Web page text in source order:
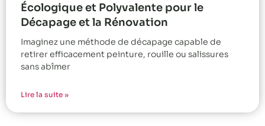
Écologique et Polyvalente pour le
Décapage et la Rénovation
Imaginez une méthode de décapage capable de
retirer efficacement peinture, rouille ou salissures
sans abîmer
Lire la suite »